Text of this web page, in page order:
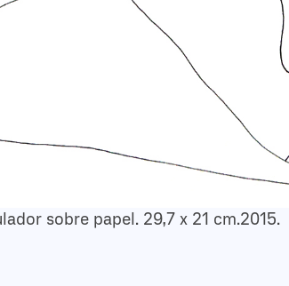
sobre papel. 29,7 x 21 cm.2015.